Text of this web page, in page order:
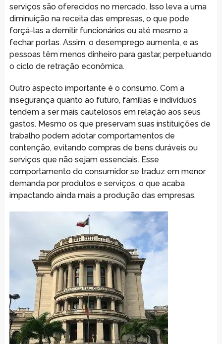
serviços são oferecidos no mercado. Isso leva a uma
diminuição na receita das empresas, o que pode
forçá-las a demitir funcionários ou até mesmo a
fechar portas. Assim, o desemprego aumenta, e as
pessoas têm menos dinheiro para gastar, perpetuando
o ciclo de retração econômica.
Outro aspecto importante é o consumo. Com a
insegurança quanto ao futuro, famílias e indivíduos
tendem a ser mais cautelosos em relação aos seus
gastos. Mesmo os que preservam suas instituições de
trabalho podem adotar comportamentos de
contenção, evitando compras de bens duráveis ou
serviços que não sejam essenciais. Esse
comportamento do consumidor se traduz em menor
demanda por produtos e serviços, o que acaba
impactando ainda mais a produção das empresas.